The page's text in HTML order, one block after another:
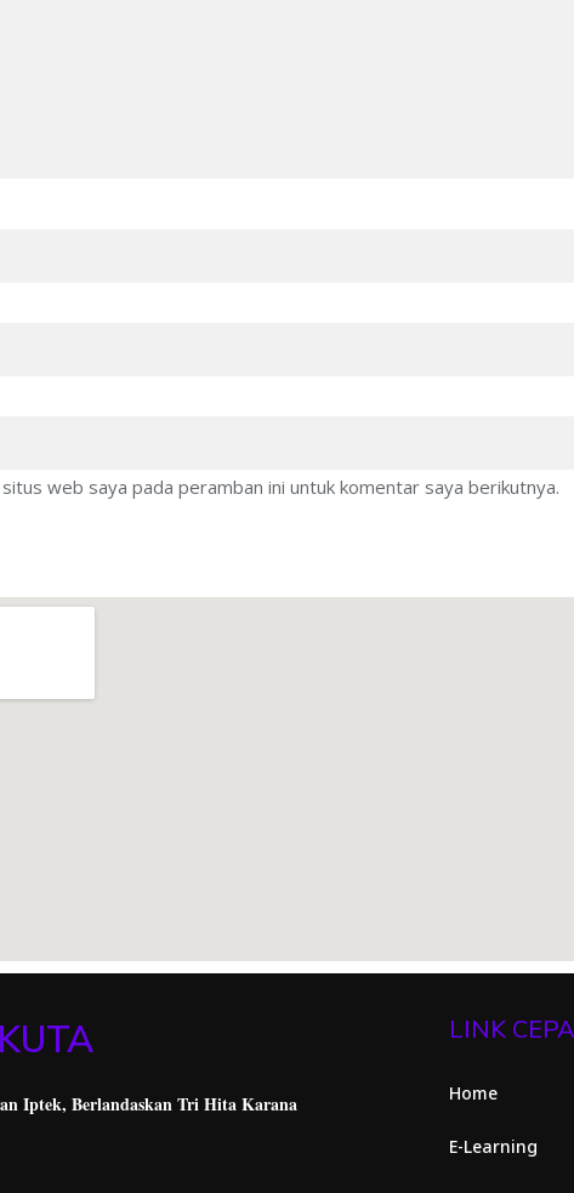
web saya pada peramban ini untuk komentar saya berikutnya.
Iptek, Berlandaskan Tri HitaKarana
LINK
Home
E-Learning